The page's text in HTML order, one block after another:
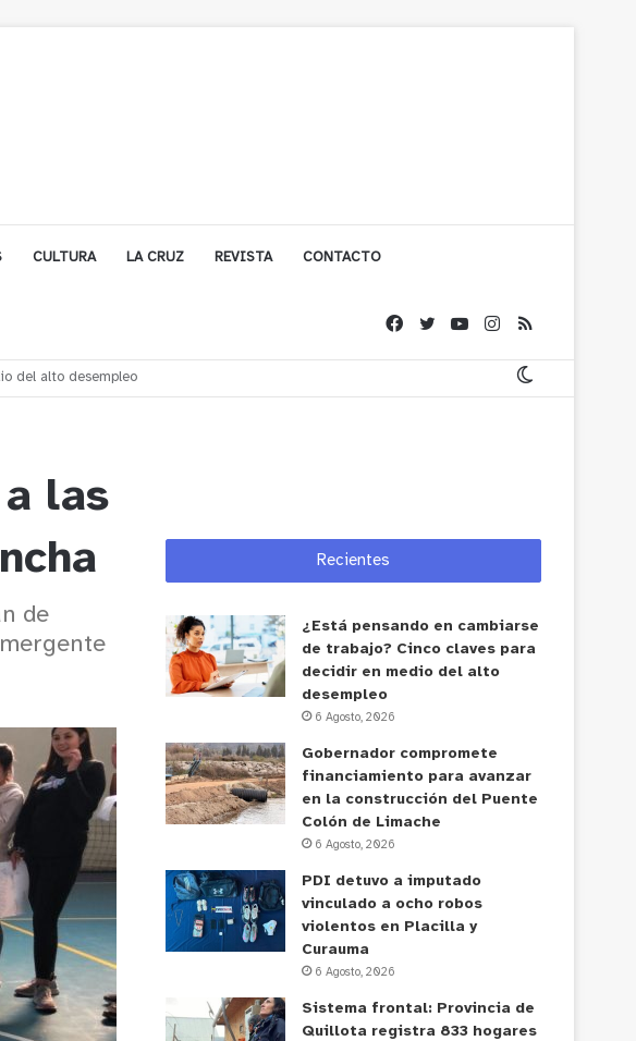
CULTURA LA CRUZ REVISTA CONTACTO
Colón de Limache
las
de
Recientes
¿Está pensando en cambiarse
de trabajo? Cinco claves para
decidir en medio del alto
desempleo
6 Agosto, 2026
Gobernador compromete
financiamiento para avanzar
en la construcción del Puente
Colón de Limache
6 Agosto, 2026
PDI detuvo a imputado
vinculado a ocho robos
violentos en Placilla y
Curauma
6 Agosto, 2026
Sistema frontal: Provincia de
Quillota registra 833 hogares